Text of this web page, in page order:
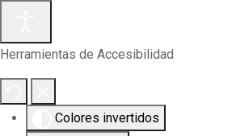
Herramientas de Accesibilidad
Colores invertidos